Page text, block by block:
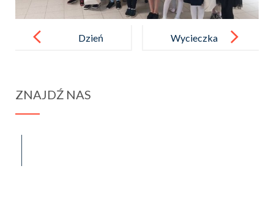
navigation
Dzień
0 – 3
Wycieczka
ZNAJDŹ NAS